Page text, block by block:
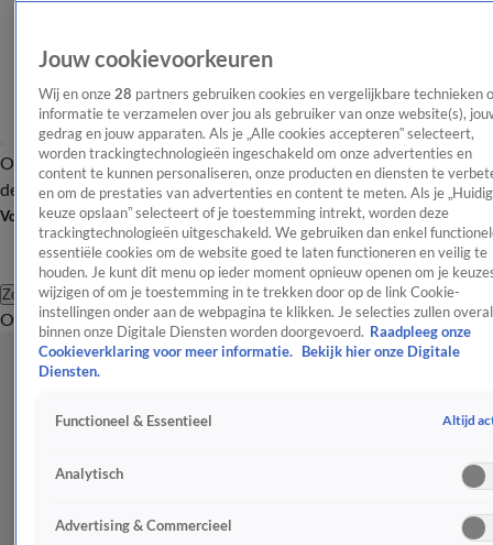
OverzichtAfleveringen Entertainment TV Algemeen
Tip
de redactieNieuwsbrief
Volg Shownieuws
Zoeken
OverzichtEntertainmentSpraakmakendRealityCrimeVideo's
Jouw cookievoorkeuren
Wij en onze 28 partners gebruiken cookies en vergelijkbare technieken
informatie te verzamelen over jou als gebruiker van onze website(s),
gedrag en jouw apparaten. Als je „Alle cookies accepteren” selecteert,
worden trackingtechnologieën ingeschakeld om onze advertenties en
content te kunnen personaliseren, onze producten en diensten te
en om de prestaties van advertenties en content te meten. Als je
keuze opslaan” selecteert of je toestemming intrekt, worden deze
trackingtechnologieën uitgeschakeld. We gebruiken dan enkel
essentiële cookies om de website goed te laten functioneren en veilig te
houden. Je kunt dit menu op ieder moment opnieuw openen om je
wijzigen of om je toestemming in te trekken door op de link Cookie-
instellingen onder aan de webpagina te klikken. Je selecties zullen overal
binnen onze Digitale Diensten worden doorgevoerd. Raadpleeg onze
Cookieverklaring voor meer informatie.
Bekijk hier onze Digitale
Diensten.
Functioneel & Essentieel Altijd
Analytisch
Advertising & Commercieel